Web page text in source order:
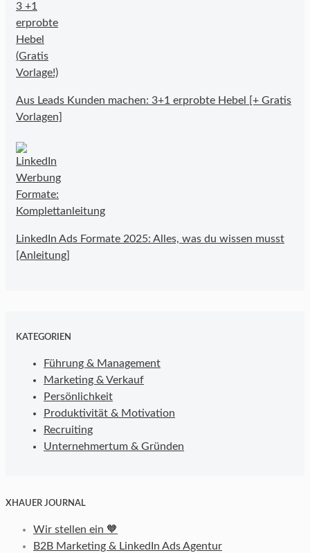
Aus Leads Kunden machen: 3+1 erprobte Hebel [+ Gratis
Vorlagen]
LinkedIn Ads Formate 2025: Alles, was du wissen musst
[Anleitung]
KATEGORIEN
Führung & Management
Marketing & Verkauf
Persönlichkeit
Produktivität & Motivation
Recruiting
Unternehmertum & Gründen
XHAUER JOURNAL
Wir stellen ein 🧡
B2B Marketing & LinkedIn Ads Agentur